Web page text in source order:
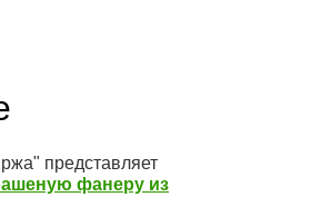
представляет
фанеру из